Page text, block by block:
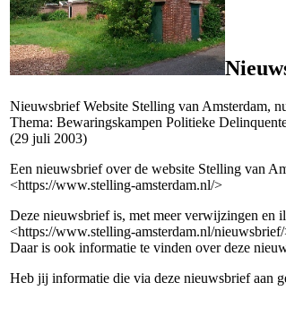
Nieuwsbrief Website Stelling van Amsterdam,
Thema: Bewaringskampen Politieke
(29 juli 2003)
Een nieuwsbrief over de website Stelling van
<https://www.stelling-amsterdam.nl/>
Deze nieuwsbrief is, met meer verwijzingen en
<https://www.stelling-amsterdam.nl/
Daar is ook informatie te vinden over deze
Heb jij informatie die via deze nieuwsbrief aan